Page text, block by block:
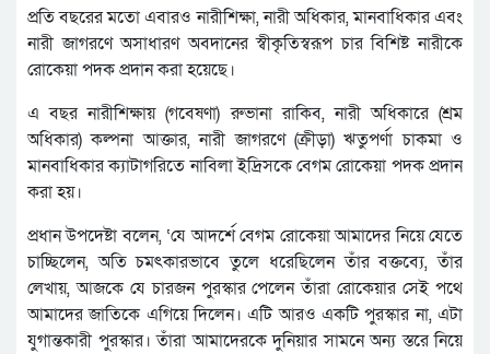
প্রতি বছরের মতো এবারও নারীশিক্ষা, নারী অধিকার, মানবাধিকার এবং
নারী জাগরণে অসাধারণ অবদানের স্বীকৃতিস্বরূপ চার বিশিষ্ট নারীকে
রোকেয়া পদক প্রদান করা হয়েছে।
এ বছর নারীশিক্ষায় (গবেষণা) রুভানা রাকিব, নারী অধিকারে (শ্রম
অধিকার) কল্পনা আক্তার, নারী জাগরণে (ক্রীড়া) ঋতুপর্ণা চাকমা ও
মানবাধিকার ক্যাটাগরিতে নাবিলা ইদ্রিসকে বেগম রোকেয়া পদক প্রদান
করা হয়।
প্রধান উপদেষ্টা বলেন, ‘যে আদর্শে বেগম রোকেয়া আমাদের নিয়ে যেতে
চাচ্ছিলেন, অতি চমৎকারভাবে তুলে ধরেছিলেন তাঁর বক্তব্যে, তাঁর
লেখায়, আজকে যে চারজন পুরস্কার পেলেন তাঁরা রোকেয়ার সেই পথে
আমাদের জাতিকে এগিয়ে দিলেন। এটি আরও একটি পুরস্কার না, এটা
যুগান্তকারী পুরস্কার। তাঁরা আমাদেরকে দুনিয়ার সামনে অন্য স্তরে নিয়ে